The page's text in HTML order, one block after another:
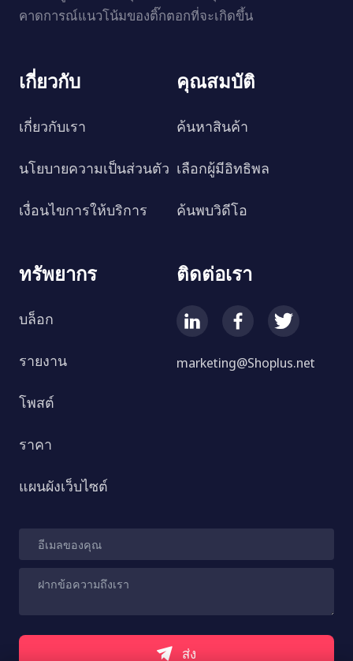
คาดการณ์แนวโน้มของติ๊กตอกที่จะเกิดขึ้น
เกี่ยวกับ
เกี่ยวกับเรา
นโยบายความเป็นส่วนตัว
เงื่อนไขการให้บริการ
คุณสมบัติ
ค้นหาสินค้า
เลือกผู้มีอิทธิพล
ค้นพบวิดีโอ
ทรัพยากร
บล็อก
รายงาน
โพสต์
ราคา
แผนผังเว็บไซต์
ติดต่อเรา
marketing@Shoplus.net
ส่ง